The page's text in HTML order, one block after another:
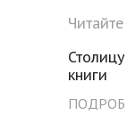
книги